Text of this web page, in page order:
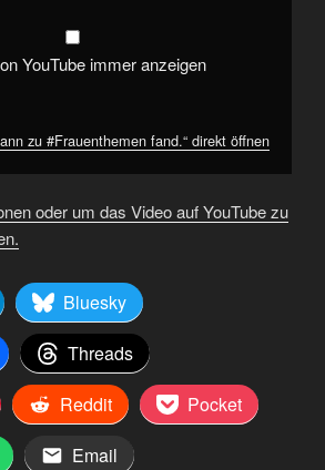
YouTube immer anzeigen
zu #Frauenthemen fand.“ direkt öffnen
oder um das Video auf YouTube zu
Bluesky
Threads
Reddit
Pocket
Email